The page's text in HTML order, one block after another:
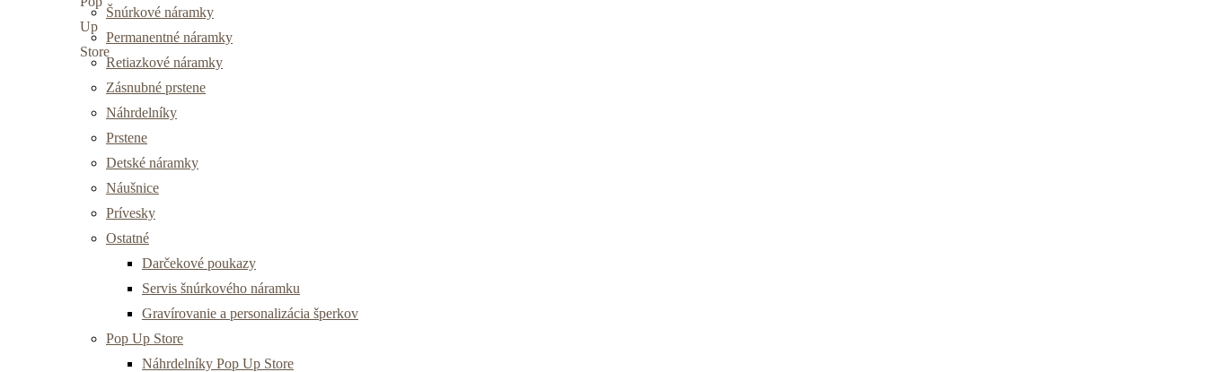
Šnúrkové náramky
Permanentné náramky
Retiazkové náramky
Zásnubné prstene
Náhrdelníky
Prstene
Detské náramky
Náušnice
Prívesky
Ostatné
Darčekové poukazy
Servis šnúrkového náramku
Gravírovanie a personalizácia šperkov
Pop Up Store
Náhrdelníky Pop Up Store